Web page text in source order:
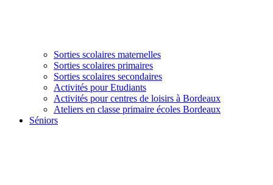
Sorties scolaires maternelles
Sorties scolaires primaires
Sorties scolaires secondaires
Activités pour Etudiants
Activités pour centres de loisirs à Bordeaux
Ateliers en classe primaire écoles Bordeaux
Séniors